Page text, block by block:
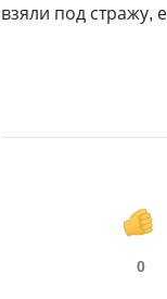
взяли под стражу,
0